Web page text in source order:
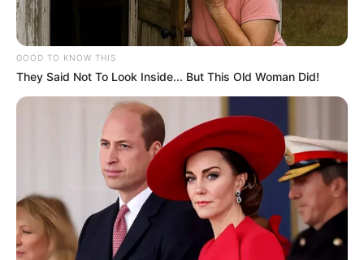
GOOD TO KNOW THIS
They Said Not To Look Inside... But This Old Woman Did!